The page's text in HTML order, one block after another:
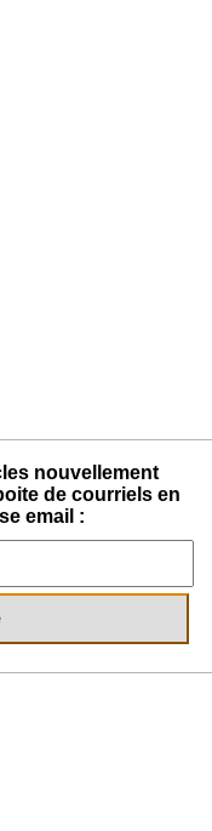
nouvellement
de courriels en
email :